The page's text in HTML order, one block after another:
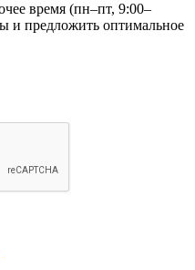
время (пн–пт, 9:00–
и предложить оптимальное